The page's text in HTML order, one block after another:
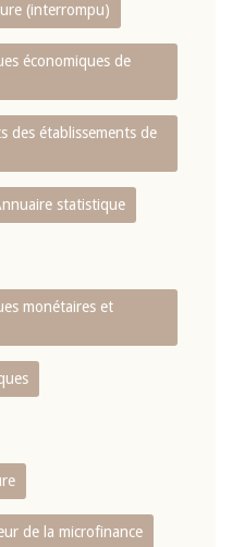
(interrompu)
économiques de
des établissements de
statistique
monétaires et
de la microfinance